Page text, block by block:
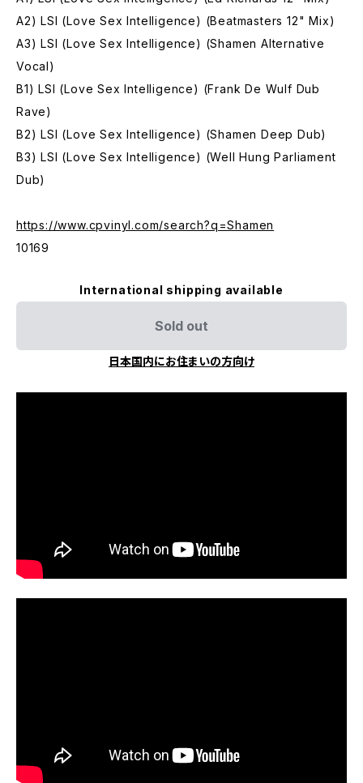
A2) LSI (Love Sex Intelligence) (Beatmasters 12" Mix)
A3) LSI (Love Sex Intelligence) (Shamen Alternative
Vocal)
B1) LSI (Love Sex Intelligence) (Frank De Wulf Dub
Rave)
B2) LSI (Love Sex Intelligence) (Shamen Deep Dub)
B3) LSI (Love Sex Intelligence) (Well Hung Parliament
Dub)
https://www.cpvinyl.com/search?q=Shamen
10169
International shipping available
Sold out
日本国内にお住まいの方向け